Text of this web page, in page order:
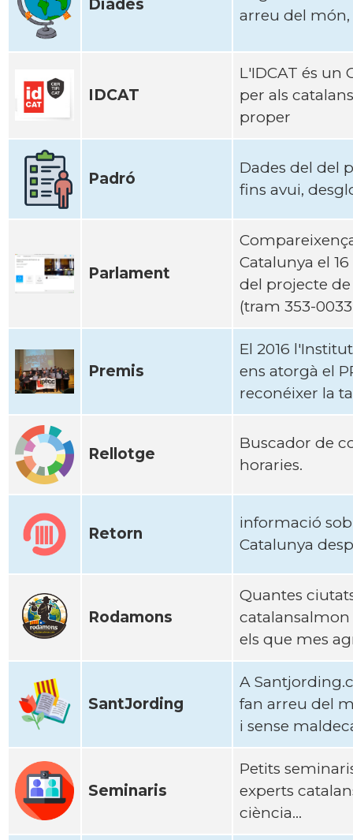
Diades
arreu del món,
IDCAT
L'IDCAT és
per als
proper
Padró
Dades del del
fins avui,
Parlament
Catalunya el
del projecte
(tram 353-
Premis
El 2016
ens atorgà el
reconéixer la
Rellotge
Buscador de
horaries.
Retorn
informació
Catalunya
Rodamons
Quantes
catalansalmon
els que mes
SantJording
A
fan arreu del
i sense
Seminaris
Petits
experts
ciència...